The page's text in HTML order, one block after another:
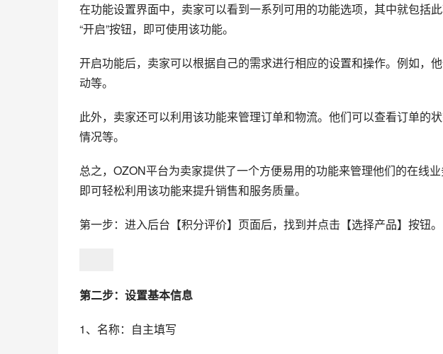
在功能设置界面中，卖家可以看到一系列可用的功能选项，其中就包括
“开启”按钮，即可使用该功能。
开启功能后，卖家可以根据自己的需求进行相应的设置和操作。例如，
动等。
此外，卖家还可以利用该功能来管理订单和物流。他们可以查看订单的
情况等。
总之，OZON平台为卖家提供了一个方便易用的功能来管理他们的在线
即可轻松利用该功能来提升销售和服务质量。
第一步：进入后台【积分评价】页面后，找到并点击【选择产品】按钮。
第二步：设置基本信息
1、名称：自主填写